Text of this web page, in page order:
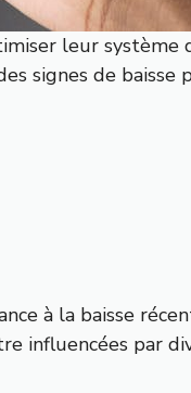
leur système
signes de baisse
à la baisse
influencées par